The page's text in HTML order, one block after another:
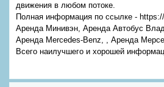
движения в любом потоке.
Полная информация по ссылке -
Аренда Минивэн, Аренда Автобус
Аренда Mercedes-Benz, , Аренда
Всего наилучшего и хорошей